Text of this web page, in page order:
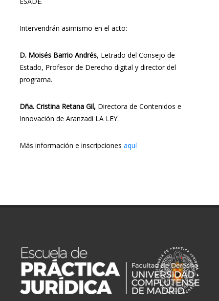
Intervendrán asimismo en el acto:
D. Moisés Barrio Andrés, Letrado del Consejo de
Estado, Profesor de Derecho digital y director del
programa.
Dña. Cristina Retana Gil, Directora de Contenidos e
Innovación de Aranzadi LA LEY.
Más información e inscripciones aquí